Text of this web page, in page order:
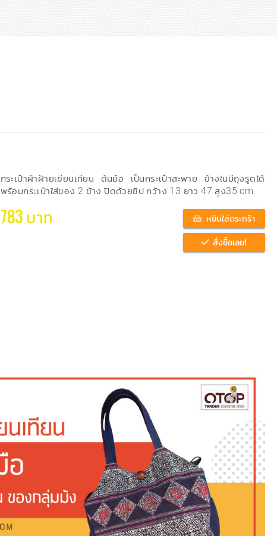
กระเป๋าผ้าฝ้ายเขียนเทียน ด้นมือ เป็นกระเป๋าสะพาย ข้างในมีถุงรูดได้
พร้อมกระเป๋าใส่ของ 2 ข้าง ปิดด้วยซิป กว้าง 13 ยาว 47 สูง35 cm.
783 บาท หยิบใส่ตระกร้า
สั่งซื้อเลย!